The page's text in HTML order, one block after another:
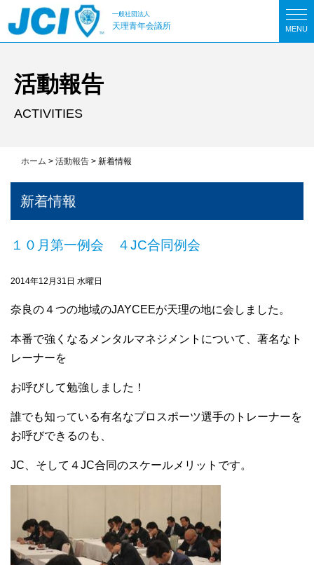
MENU
一般社団法人
天理青年会議所
活動報告
ACTIVITIES
ホーム > 活動報告 > 新着情報
新着情報
１０月第一例会 ４JC合同例会
2014年12月31日 水曜日
奈良の４つの地域のJAYCEEが天理の地に会しました。
本番で強くなるメンタルマネジメントについて、著名なト
レーナーを
お呼びして勉強しました！
誰でも知っている有名なプロスポーツ選手のトレーナーを
お呼びできるのも、
JC、そして４JC合同のスケールメリットです。